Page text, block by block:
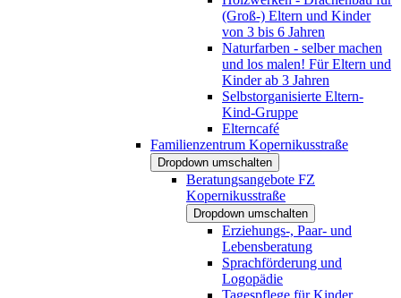
(Groß-) Eltern und Kinder
von 3 bis 6 Jahren
Naturfarben - selber machen
und los malen! Für Eltern und
Kinder ab 3 Jahren
Selbstorganisierte Eltern-
Kind-Gruppe
Elterncafé
Familienzentrum Kopernikusstraße
Dropdown umschalten
Beratungsangebote FZ
Kopernikusstraße
Dropdown umschalten
Erziehungs-, Paar- und
Lebensberatung
Sprachförderung und
Logopädie
Tagespflege für Kinder